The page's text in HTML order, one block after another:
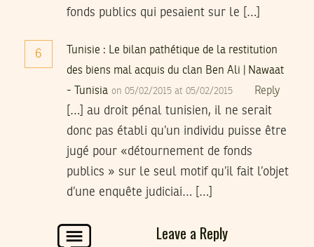
fonds publics qui pesaient sur le […]
6
Tunisie : Le bilan pathétique de la restitution
des biens mal acquis du clan Ben Ali | Nawaat
- Tunisia on 05/02/2015 at 05/02/2015 Reply
[…] au droit pénal tunisien, il ne serait
donc pas établi qu’un individu puisse être
jugé pour «détournement de fonds
publics » sur le seul motif qu’il fait l’objet
d’une enquête judiciai… […]
Leave a Reply